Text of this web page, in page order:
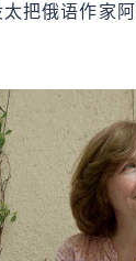
太把俄语作家